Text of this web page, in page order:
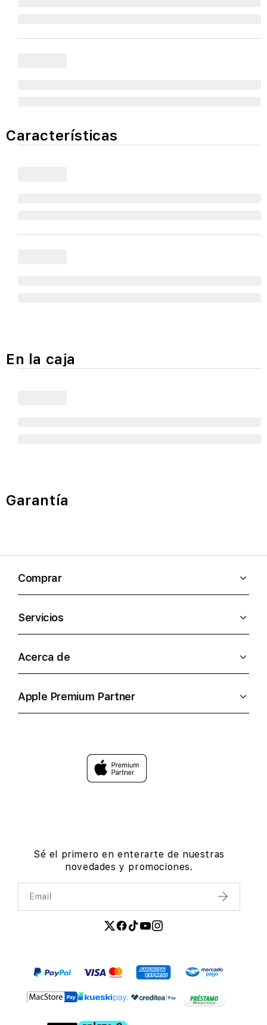
Características
En la caja
Garantía
Comprar
Servicios
Acerca de
Apple Premium Partner
Sé el primero en enterarte de nuestras
novedades y promociones.
Email